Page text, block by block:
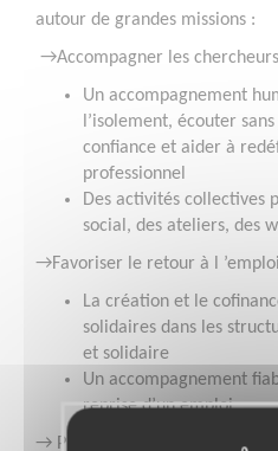
autour de grandes missions :
→Accompagner les
Un accompagnement
l’isolement, écouter
confiance et aider à
professionnel
Des activités collectives
social, des ateliers, des
→Favoriser le retour à l ’emploi
La création et le
solidaires dans les
et solidaire
Un accompagnement
reprise d’un emploi
→ Prendre position